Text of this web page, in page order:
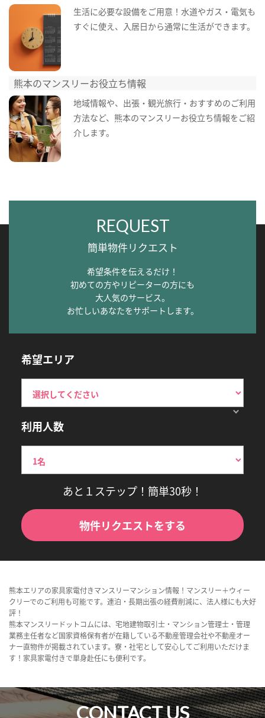
生活に必要な設備をご用意！水道やガス・電気も
すぐに使え、入居日から通常に生活ができます。
熊本のマンスリーお役立ち情報
地域情報や、出張・観光旅行・おすすめのご利用
方法など、熊本のマンスリーお役立ち情報をご紹
介します。
REQUEST
簡単物件リクエスト
希望条件を伝えるだけ！
初めての方やリピーターの方にも
大人気のサービス。
お忙しいあなたをサポートします。
希望エリア
利用人数
あと１ステップ！簡単30秒！
物件リクエストをする
熊本エリアの家具家電付きマンスリーマンション情報！マンスリー＋ウィー
クリーでのご利用も可能です。連泊・長期出張の経費削減に、法人様にも大好
評！
熊本マンスリードットコムには、宅地建物取引士・マンション管理士・管理
業務主任者など国家資格保有者が在籍している不動産管理会社や不動産オー
ナー直物件が掲載されています。寮・社宅として安心してご利用いただけま
す！家具家電付きで単身赴任にも便利です。
CONTACT US